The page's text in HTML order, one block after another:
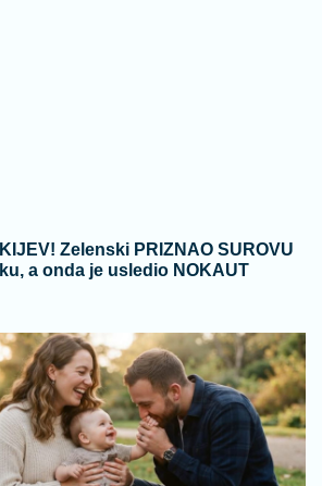
Zelenski PRIZNAO SUROVU
a onda je usledio NOKAUT